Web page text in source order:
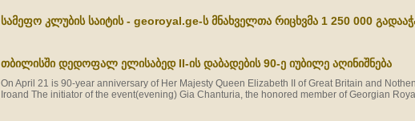
სამეფო კლუბის საიტის - georoyal.ge-ს მნახველთა რიცხვმა 1 250 000
თბილისში დედოფალ ელისაბედ II-ის დაბადების 90-ე იუბილე აღინიშნება
On April 21 is 90-year anniversary of Her Majesty Queen Elizabeth II of Great Britain and Nothen
Iroand The initiator of the event(evening) Gia Chanturia, the honored member of Georgian